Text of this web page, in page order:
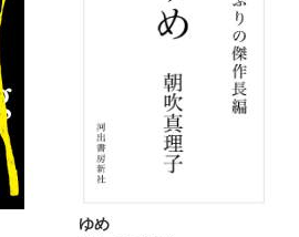
ゆめ